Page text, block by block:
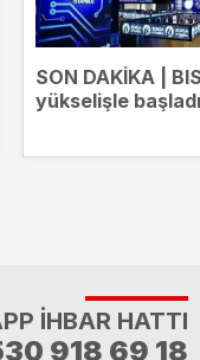
SON DAKİKA |
yükselişle
İHBAR HATTI
918 69 18